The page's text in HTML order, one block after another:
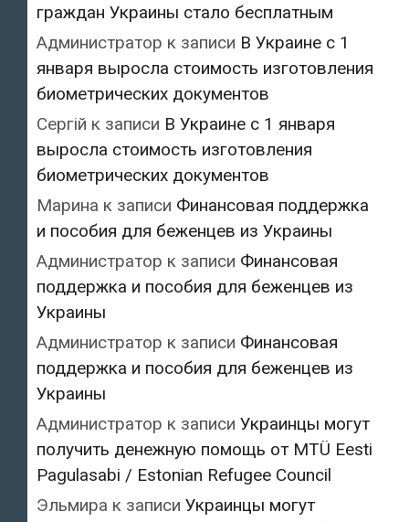
граждан Украины стало бесплатным
Администратор к записи В Украине с 1
января выросла стоимость изготовления
биометрических документов
Сергій к записи В Украине с 1 января
выросла стоимость изготовления
биометрических документов
Марина к записи Финансовая поддержка
и пособия для беженцев из Украины
Администратор к записи Финансовая
поддержка и пособия для беженцев из
Украины
Администратор к записи Финансовая
поддержка и пособия для беженцев из
Украины
Администратор к записи Украинцы могут
получить денежную помощь от MTÜ Eesti
Pagulasabi / Estonian Refugee Council
Эльмира к записи Украинцы могут